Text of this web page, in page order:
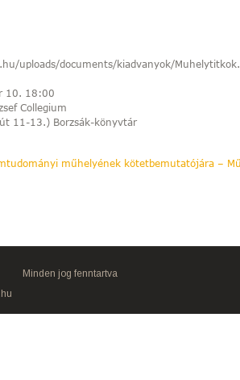
uploads/documents/kiadvanyok/
10. 18:00
Collegium
11-13.) Borzsák-könyvtár
műhelyének kötetbemutatójára –
Minden jog fenntartva